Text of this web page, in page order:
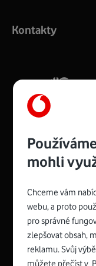
silný signál pro
Více o COMPAL
Zyxel VMG8623-
Rozměry modemu
a nabízí 4
Kontakty
mohli
Chceme vám
webu, a proto
pro správné
zlepšovat obsah,
reklamu. Svůj
můžete přečíst v